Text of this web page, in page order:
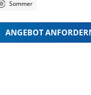
Sommer
ANGEBOT